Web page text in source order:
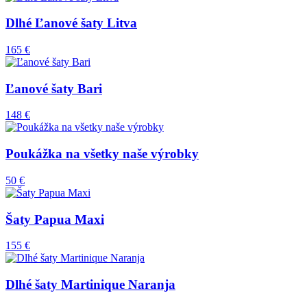
Dlhé Ľanové šaty Litva
165 €
Ľanové šaty Bari
148 €
Poukážka na všetky naše výrobky
50 €
Šaty Papua Maxi
155 €
Dlhé šaty Martinique Naranja